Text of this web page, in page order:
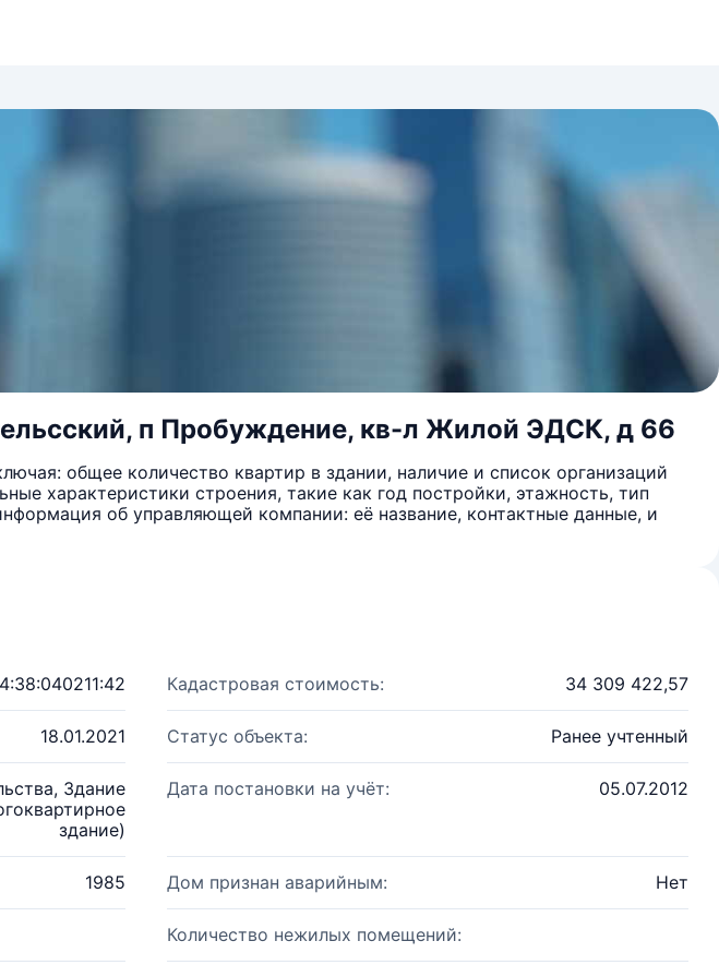
п Пробуждение, кв-л Жилой ЭДСК, д 66
общее количество квартир в здании, наличие и список организаций
характеристики строения, такие как год постройки, этажность, тип
об управляющей компании: её название, контактные данные, и
Кадастровая стоимость: 34 309 422,57
18.01.2021 Статус объекта: Ранее учтенный
Здание
здание)
Дата постановки на учёт: 05.07.2012
1985 Дом признан аварийным: Нет
Количество нежилых помещений: